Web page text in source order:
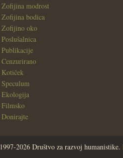
Zofijina modrost
Zofijina bodica
Zofijino oko
Poslušalnica
Publikacije
Cenzurirano
Kotiček
Speculum
Ekologija
Filmsko
Donirajte
1997-2026 Društvo za razvoj humanistike.